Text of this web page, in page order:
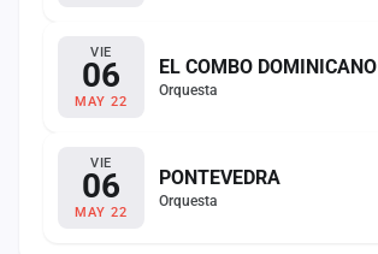
VIE
06
MAY 22
EL COMBO DOMINICANO
Orquesta
VIE
06
MAY 22
PONTEVEDRA
Orquesta